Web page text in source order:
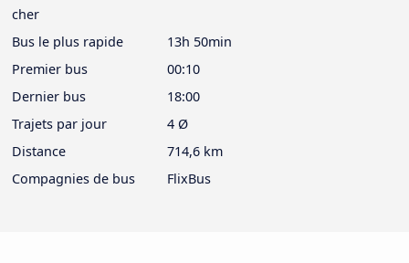
cher
Bus le plus rapide
13h 50min
Premier bus
00:10
Dernier bus
18:00
Trajets par jour
4 Ø
Distance
714,6 km
Compagnies de bus
FlixBus